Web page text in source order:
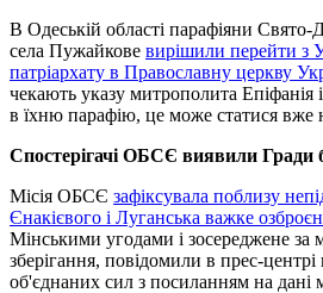
В Одеській області парафіяни Свято-
села Пужайкове вирішили перейти з
патріархату в Православну церкву
чекають указу митрополита Епіфанія
в їхню парафію, це може статися вже
Спостерігачі ОБСЄ виявили Гради
Місія ОБСЄ зафіксувала поблизу
Єнакієвого і Луганська важке
Мінськими угодами і зосереджене за
зберігання, повідомили в прес-
об'єднаних сил з посиланням на дані